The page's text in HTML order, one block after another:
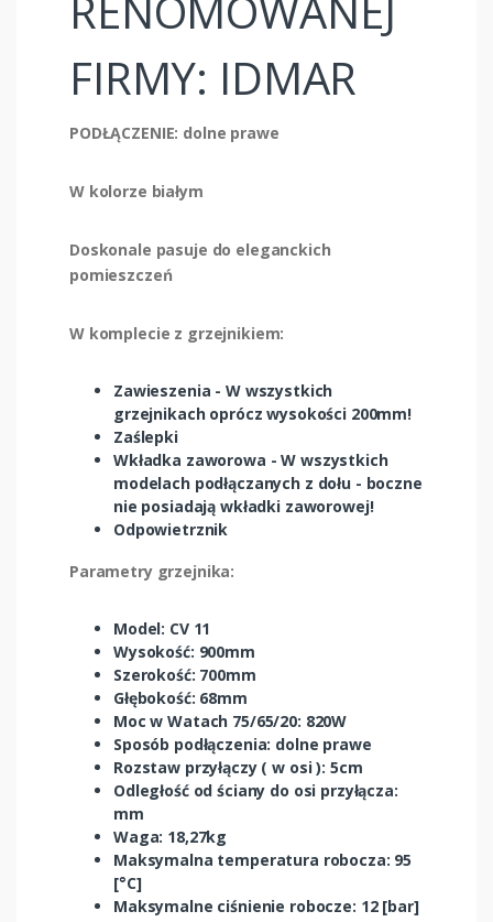
FIRMY: IDMAR
PODŁĄCZENIE: dolne prawe
W kolorze białym
Doskonale pasuje do eleganckich
pomieszczeń
W komplecie z grzejnikiem:
Zawieszenia - W wszystkich
grzejnikach oprócz wysokości 200mm!
Zaślepki
Wkładka zaworowa - W wszystkich
modelach podłączanych z dołu - boczne
nie posiadają wkładki zaworowej!
Odpowietrznik
Parametry grzejnika:
Model: CV 11
Wysokość: 900mm
Szerokość: 700mm
Głębokość: 68mm
Moc w Watach 75/65/20: 820W
Sposób podłączenia: dolne prawe
Rozstaw przyłączy ( w osi ): 5cm
Odległość od ściany do osi przyłącza:
mm
Waga: 18,27kg
Maksymalna temperatura robocza: 95
[°C]
Maksymalne ciśnienie robocze: 12 [bar]